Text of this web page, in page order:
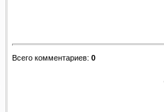
Всего комментариев: 0